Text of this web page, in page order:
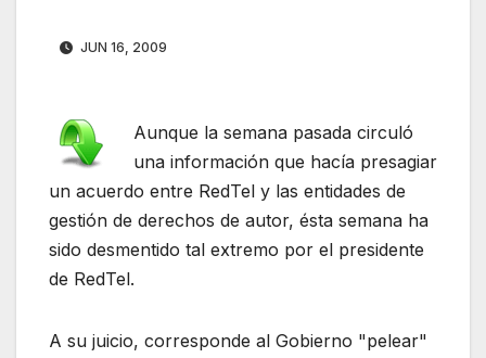
JUN 16, 2009
Aunque la semana pasada circuló
una información que hacía presagiar
un acuerdo entre RedTel y las entidades de
gestión de derechos de autor, ésta semana ha
sido desmentido tal extremo por el presidente
de RedTel.
A su juicio, corresponde al Gobierno "pelear"